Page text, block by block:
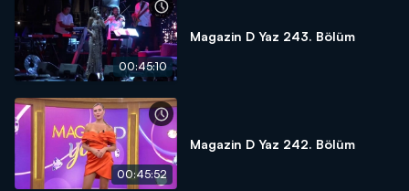
00:45:10
Magazin D Yaz 243. Bölüm
00:45:52
Magazin D Yaz 242. Bölüm